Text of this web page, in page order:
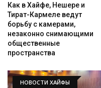
Как в Хайфе, Нешере и
Тират-Кармеле ведут
борьбу с камерами,
незаконно снимающими
общественные
пространства
НОВОСТИ ХАЙФЫ